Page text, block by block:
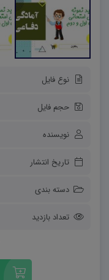
نوع فایل
حجم فایل
نویسنده
تاریخ انتشار
دسته بندی
تعداد بازدید